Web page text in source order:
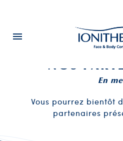

NOS
En
Vous pourrez bientôt
partenaires